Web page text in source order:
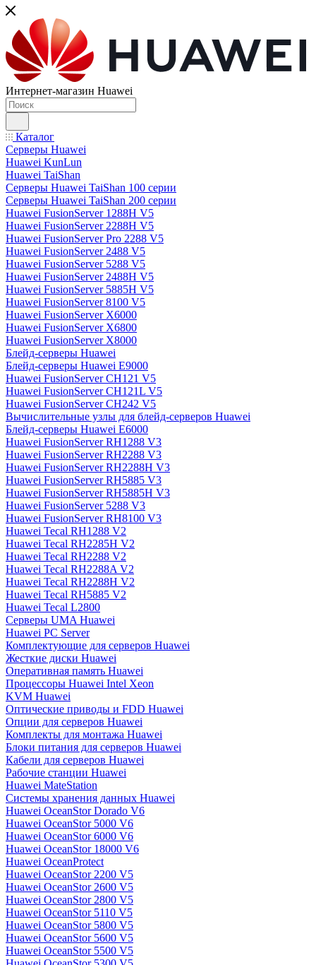
Интернет-магазин Huawei
Каталог
Серверы Huawei
Huawei KunLun
Huawei TaiShan
Серверы Huawei TaiShan 100 серии
Серверы Huawei TaiShan 200 серии
Huawei FusionServer 1288H V5
Huawei FusionServer 2288H V5
Huawei FusionServer Pro 2288 V5
Huawei FusionServer 2488 V5
Huawei FusionServer 5288 V5
Huawei FusionServer 2488H V5
Huawei FusionServer 5885H V5
Huawei FusionServer 8100 V5
Huawei FusionServer X6000
Huawei FusionServer X6800
Huawei FusionServer X8000
Блейд-серверы Huawei
Блейд-серверы Huawei E9000
Huawei FusionServer CH121 V5
Huawei FusionServer CH121L V5
Huawei FusionServer CH242 V5
Вычислительные узлы для блейд-серверов Huawei
Блейд-серверы Huawei E6000
Huawei FusionServer RH1288 V3
Huawei FusionServer RH2288 V3
Huawei FusionServer RH2288H V3
Huawei FusionServer RH5885 V3
Huawei FusionServer RH5885H V3
Huawei FusionServer 5288 V3
Huawei FusionServer RH8100 V3
Huawei Tecal RH1288 V2
Huawei Tecal RH2285H V2
Huawei Tecal RH2288 V2
Huawei Tecal RH2288A V2
Huawei Tecal RH2288H V2
Huawei Tecal RH5885 V2
Huawei Tecal L2800
Серверы UMA Huawei
Huawei PC Server
Комплектующие для серверов Huawei
Жесткие диски Huawei
Оперативная память Huawei
Процессоры Huawei Intel Xeon
KVM Huawei
Оптические приводы и FDD Huawei
Опции для серверов Huawei
Комплекты для монтажа Huawei
Блоки питания для серверов Huawei
Кабели для серверов Huawei
Рабочие станции Huawei
Huawei MateStation
Системы хранения данных Huawei
Huawei OceanStor Dorado V6
Huawei OceanStor 5000 V6
Huawei OceanStor 6000 V6
Huawei OceanStor 18000 V6
Huawei OceanProtect
Huawei OceanStor 2200 V5
Huawei OceanStor 2600 V5
Huawei OceanStor 2800 V5
Huawei OceanStor 5110 V5
Huawei OceanStor 5800 V5
Huawei OceanStor 5600 V5
Huawei OceanStor 5500 V5